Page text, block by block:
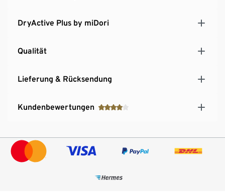
DryActive Plus by miDori
Qualität
Lieferung & Rücksendung
Kundenbewertungen